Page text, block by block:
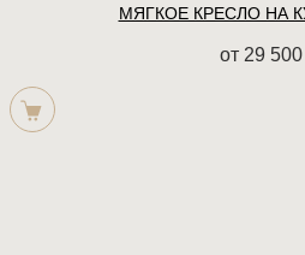
МЯГКОЕ КРЕСЛО НА
от 29 500